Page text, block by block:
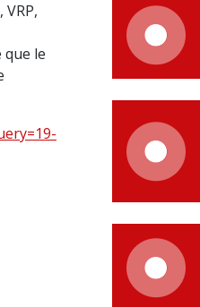
que le